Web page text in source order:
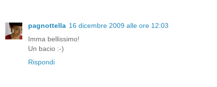
pagnottella 16 dicembre 2009 alle ore 12:03
Imma bellissimo!
Un bacio :-)
Rispondi